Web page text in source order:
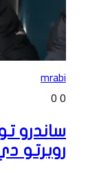
mrabi
0
ساندرو
روبرتو